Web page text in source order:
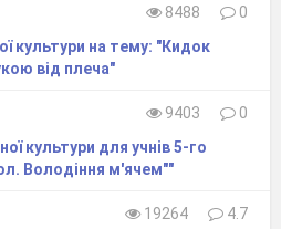
розвага!
8488
0
культури на тему: "Кидок
вiд плеча"
9403
0
культури для учнів 5-го
Володіння м'ячем""
19264
4.7